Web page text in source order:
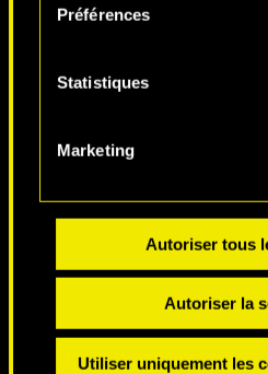
Vous pouvez consulter
préférences dans le menu
Préférences
Statistiques
Marketing
Autoriser tous
Autoriser la
Utiliser uniquement les
1sur